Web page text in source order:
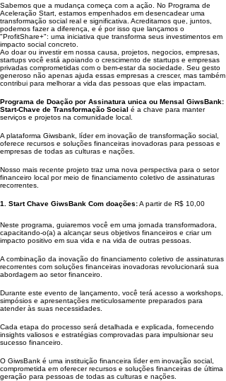
Sabemos que a mudança começa com a ação. No Programa de
Aceleração Start, estamos empenhados em desencadear uma
transformação social real e significativa. Acreditamos que, juntos,
podemos fazer a diferença, e é por isso que lançamos o
"ProfitShare+": uma iniciativa que transforma seus investimentos em
impacto social concreto.
Ao doar ou investir em nossa causa, projetos, negocios, empresas,
startups você está apoiando o crescimento de startups e empresas
privadas comprometidas com o bem-estar da sociedade. Seu gesto
generoso não apenas ajuda essas empresas a crescer, mas também
contribui para melhorar a vida das pessoas que elas impactam.
Programa de Doação por Assinatura unica ou Mensal GiwsBank:
Start-Chave de Transformação Social é a chave para manter
serviços e projetos na comunidade local.
A plataforma Giwsbank, líder em inovação de transformação social,
oferece recursos e soluções financeiras inovadoras para pessoas e
empresas de todas as culturas e nações.
Nosso mais recente projeto traz uma nova perspectiva para o setor
financeiro local por meio de financiamento coletivo de assinaturas
recorrentes.
1. Start Chave GiwsBank Com doações:A partir de R$ 10,00
Neste programa, guiaremos você em uma jornada transformadora,
capacitando-o(a) a alcançar seus objetivos financeiros e criar um
impacto positivo em sua vida e na vida de outras pessoas.
A combinação da inovação do financiamento coletivo de assinaturas
recorrentes com soluções financeiras inovadoras revolucionará sua
abordagem ao setor financeiro.
Durante este evento de lançamento, você terá acesso a workshops,
simpósios e apresentações meticulosamente preparados para
atender às suas necessidades.
Cada etapa do processo será detalhada e explicada, fornecendo
insights valiosos e estratégias comprovadas para impulsionar seu
sucesso financeiro.
O GiwsBank é uma instituição financeira líder em inovação social,
comprometida em oferecer recursos e soluções financeiras de última
geração para pessoas de todas as culturas e nações.